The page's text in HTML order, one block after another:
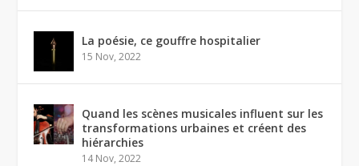
La poésie, ce gouffre hospitalier
15 Nov, 2022
Quand les scènes musicales influent sur les
transformations urbaines et créent des
hiérarchies
14 Nov, 2022